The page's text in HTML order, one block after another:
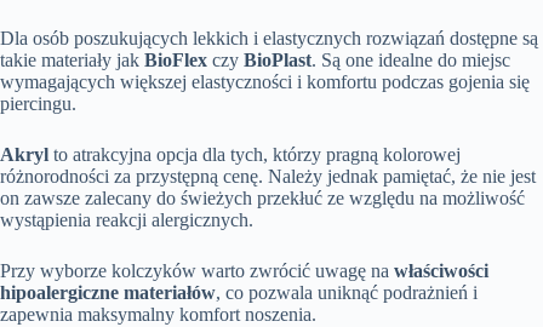
Dla osób poszukujących lekkich i elastycznych rozwiązań dostępne są
takie materiały jak BioFlex czy BioPlast. Są one idealne do miejsc
wymagających większej elastyczności i komfortu podczas gojenia się
piercingu.
Akryl to atrakcyjna opcja dla tych, którzy pragną kolorowej
różnorodności za przystępną cenę. Należy jednak pamiętać, że nie jest
on zawsze zalecany do świeżych przekłuć ze względu na możliwość
wystąpienia reakcji alergicznych.
Przy wyborze kolczyków warto zwrócić uwagę na właściwości
hipoalergiczne materiałów, co pozwala uniknąć podrażnień i
zapewnia maksymalny komfort noszenia.